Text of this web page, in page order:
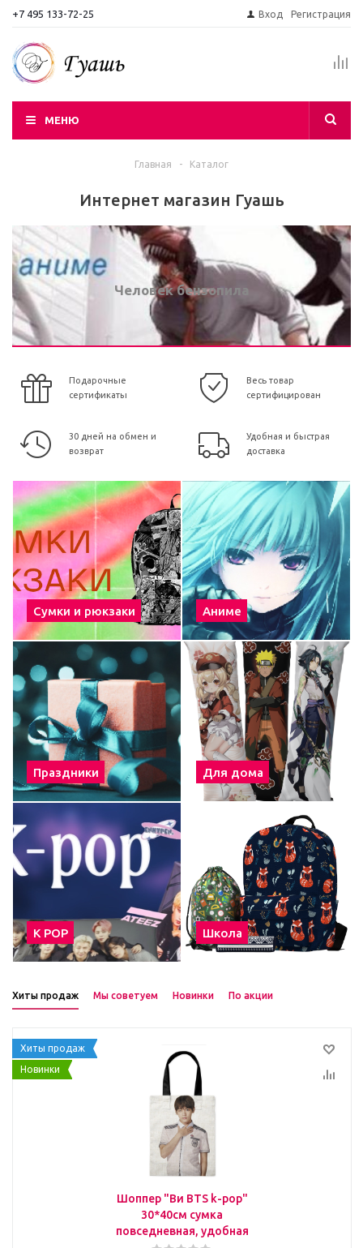
+7 495 133-72-25 Вход Регистрация
МЕНЮ
Главная - Каталог
Интернет магазин Гуашь
Человек бензопила
Подарочные
сертификаты
Весь товар
сертифицирован
30 дней на обмен и
возврат
Удобная и быстрая
доставка
Сумки и рюкзаки Аниме
Праздники Для дома
К POP Школа
Хиты продаж Мы советуем Новинки По акции
Хиты продаж
Новинки
Шоппер "Ви BTS k-pop"
30*40см сумка
повседневная, удобная